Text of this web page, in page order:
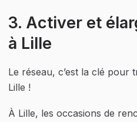
3. Activer et
à Lille
Le réseau, c’est la clé pour
Lille !
À Lille, les occasions de